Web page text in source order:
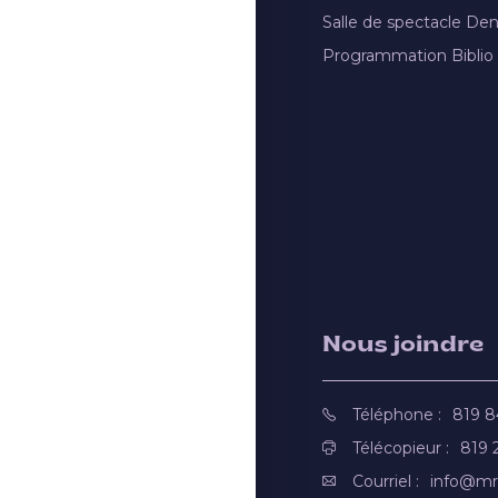
Salle de spectacle
Programmation Biblio
Nous joindre
Téléphone :
819
Télécopieur :
819
Courriel :